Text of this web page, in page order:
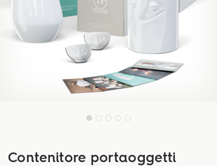
Contenitore portaoggetti